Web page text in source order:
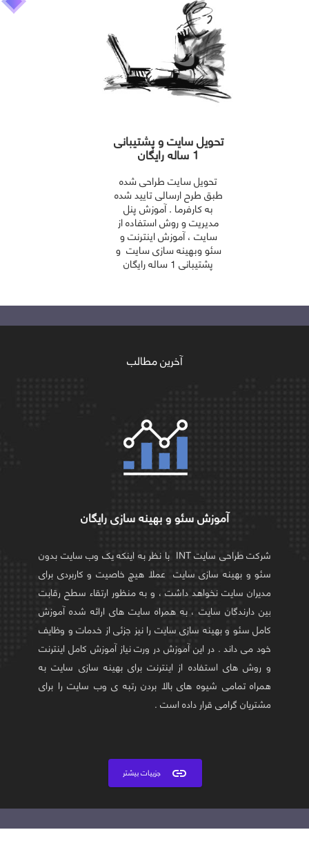
تحویل سایت و پشتیبانی
1 ساله رایگان
تحویل سایت طراحی شده
طبق طرح ارسالی تایید شده
به کارفرما . آموزش پنل
مدیریت و روش استفاده از
سایت ، آموزش اینترنت و
سئو وبهینه سازی سایت و
پشتیبانی 1 ساله رایگان
آخرین مطالب
آموزش سئو و بهینه سازی رایگان
شرکت طراحی سایت INT با نظر به اینکه یک وب سایت بدون
سئو و بهینه سازی سایت عملا هیچ خاصیت و کاربردی برای
مدیران سایت نخواهد داشت ، و به منظور ارتقاء سطح رقابت
بین دارندگان سایت ، به همراه سایت های ارائه شده آموزش
کامل سئو و بهینه سازی سایت را نیز جزئی از خدمات و وظایف
خود می داند . در این آموزش در ورت نیاز آموزش کامل اینترنت
و روش های استفاده از اینترنت برای بهینه سازی سایت به
همراه تمامی شیوه های بالا بردن رتبه ی وب سایت را برای
مشتریان گرامی قرار داده است .
link جزییات بیشتر
طراحی سایت سئو بیس
در بخش طراحی سایت - یکی از مهمترین معیارهای طراحی
سایت و درخواست و سفارش سایت این است که وب سایت
برای کارفرمایان و صاحبان سایت بازدهی و کارایی داشته باشد و
بازدیدکنندگان و مشتریان خود را اضافه کند . این کار نیاز به
دانش علمی زیادی در مورد سئو و بهینه سازی سایت و آشنایی
کامل با موتورهای جستجوگر و رباط های موتورهای جستجوگرو
عملکرد آنها دارد .
link جزییات بیشتر